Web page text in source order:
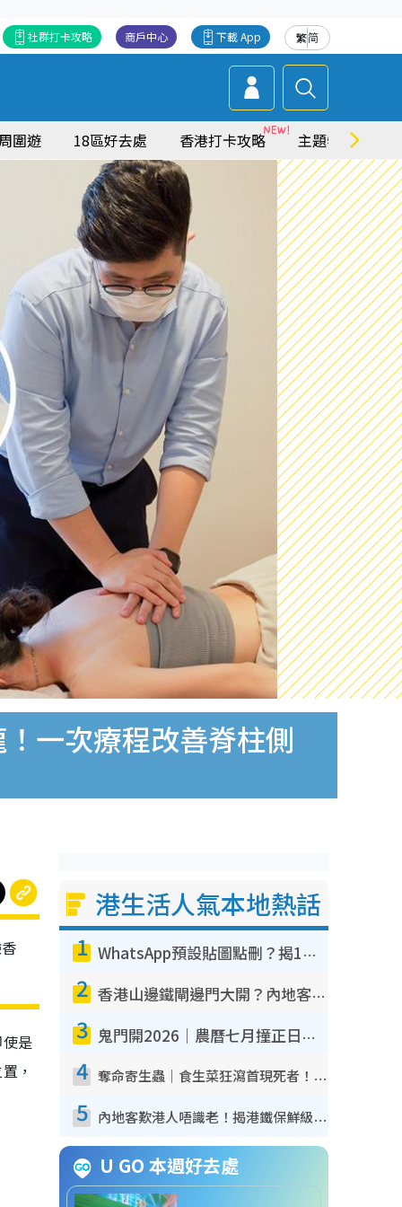
繁简
下載 App
商戶中心
社群打卡攻略
圍遊 18區好去處 香港打卡攻略 主題特集
一次療程改善脊柱側
是
，
港生活人氣本地熱話
1 WhatsApp預設貼圖點刪？揭1招「反向操作」還原簡潔介面 附3步實測教學
2 香港山邊鐵閘邊門大開？內地客困惑意義何在！網民神回覆：呢種叫法理性防禦
3 鬼門開2026｜農曆七月撞正日全食特別邪？專家警告切忌做一事！揭4大禁忌+2招保平安
4 奪命寄生蟲｜食生菜狂瀉首現死者！疫潮惡化錄1.8萬宗病例 揭洗菜3大謬誤
5 內地客歎港人唔識老！揭港鐵保鮮級冷氣 港人求放過：咪投訴
U GO 本週好去處